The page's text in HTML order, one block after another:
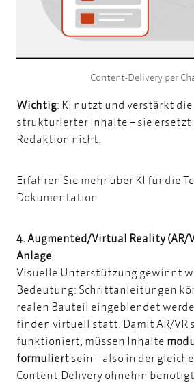
Content-Delivery per
Wichtig: KI nutzt und verstärkt
strukturierter Inhalte – sie ersetzt
Redaktion nicht.
Erfahren Sie mehr über KI für die
Dokumentation
4. Augmented/Virtual Reality (AR/
Anlage
Visuelle Unterstützung gewinnt
Bedeutung: Schrittanleitungen
realen Bauteil eingeblendet
finden virtuell statt. Damit AR/VR
funktioniert, müssen Inhalte
formuliertsein – also in der
Content-Delivery ohnehin benötigt.